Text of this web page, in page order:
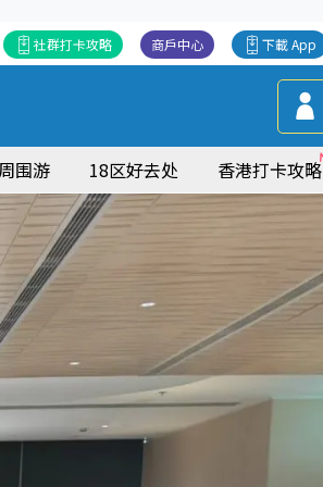
下載 App
商戶中心
社群打卡攻略
围游 18区好去处 香港打卡攻略